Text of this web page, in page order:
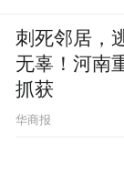
刺死邻居，
无辜！河南
抓获
华商报